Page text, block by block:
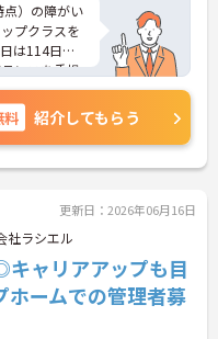
）の障がい
プクラスを
は114日以
ンスを重視
休暇制度も
が整ってい
援制度など
。チームを
とにやりが
お伝えしま
。
料 紹介してもらう
更新日：2026年06月16日
社ラシエル
キャリアアップも目
ームでの管理者募